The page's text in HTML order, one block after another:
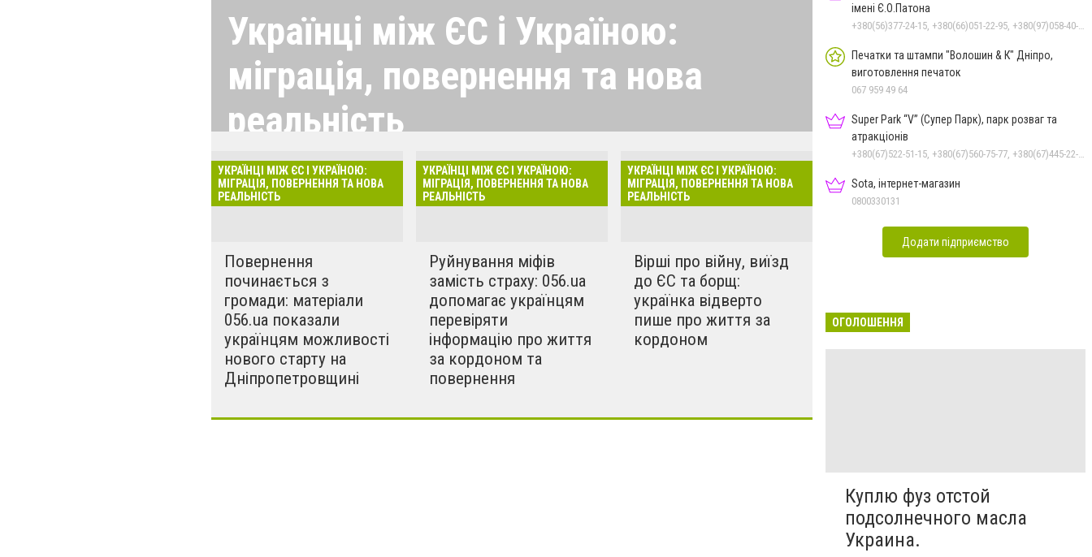
Українці між ЄС і Україною:
міграція, повернення та нова
реальність
Спецтема про міграцію українців під час
війни: життя в ЄС, досвід адаптації,
причини повернення та виклики
соціальні, економічні й освітні аспекти, а
також вплив діаспори та міжнародного
контексту.
Всі матеріали тут
УКРАЇНЦІ МІЖ ЄС І УКРАЇНОЮ:
МІГРАЦІЯ, ПОВЕРНЕННЯ ТА НОВА
РЕАЛЬНІСТЬ
Повернення
починається з
громади: матеріали
056.ua показали
українцям можливості
нового старту на
Дніпропетровщині
УКРАЇНЦІ МІЖ ЄС І УКРАЇНОЮ:
МІГРАЦІЯ, ПОВЕРНЕННЯ ТА НОВА
РЕАЛЬНІСТЬ
Руйнування міфів
замість страху: 056.ua
допомагає українцям
перевіряти
інформацію про життя
за кордоном та
повернення
УКРАЇНЦІ МІЖ ЄС І УКРАЇНОЮ:
МІГРАЦІЯ, ПОВЕРНЕННЯ ТА НОВА
РЕАЛЬНІСТЬ
Вірші про війну, виїзд
до ЄС та борщ:
українка відверто
пише про життя за
кордоном
імені Є.О.Патона
Печатки та штампи "Волошин & К" Дніпро,
виготовлення печаток
067 959 49 64
Super Park “V” (Супер Парк), парк розваг та
атракціонів
Sota, інтернет-магазин
0800330131
Додати підприємство
ОГОЛОШЕННЯ
Куплю фуз отстой
подсолнечного масла
Украина.